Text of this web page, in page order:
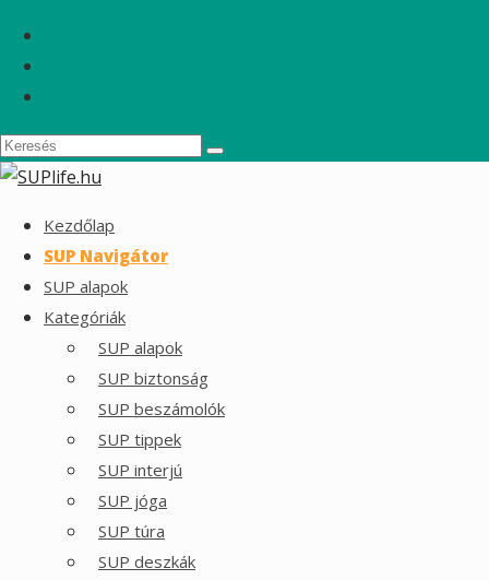
Kezdőlap
SUP Navigátor
SUP alapok
Kategóriák
SUP alapok
SUP biztonság
SUP beszámolók
SUP tippek
SUP interjú
SUP jóga
SUP túra
SUP deszkák